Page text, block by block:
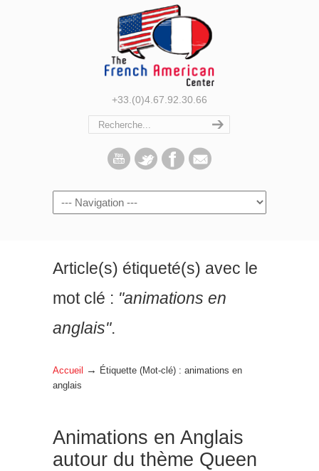
+33.(0)4.67.92.30.66
Navigation
Article(s) étiqueté(s) avec le
mot clé : "animations en
anglais".
Accueil →
Étiquette (Mot-clé) : animations en
anglais
Animations en Anglais
autour du thème Queen